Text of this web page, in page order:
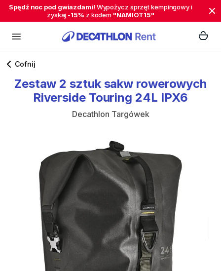
Spędź noc pod gwiazdami! Wypożycz sprzęt kempingowy i
zyskaj -15% z kodem "NAMIOT15"
Cofnij
Zestaw 2 sztuk sakw rowerowych
Riverside Touring 24L IPX6
Decathlon Targówek